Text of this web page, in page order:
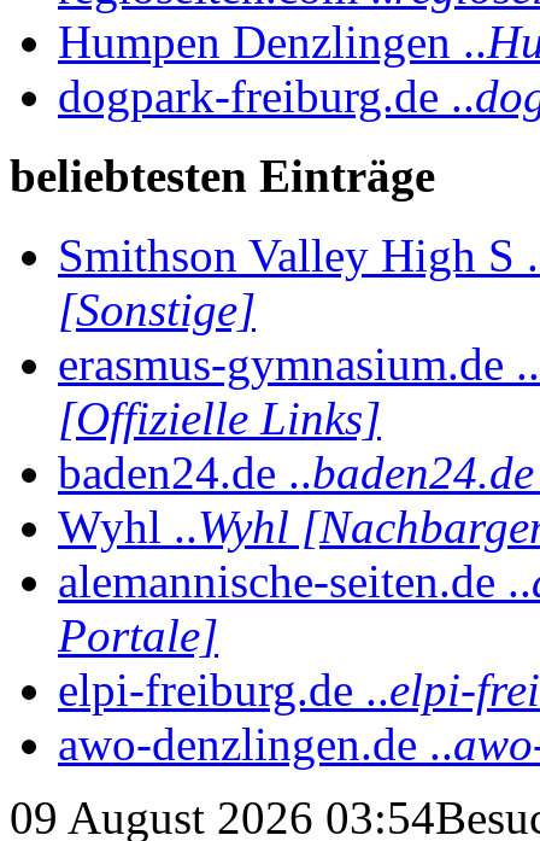
Humpen Denzlingen ..
dogpark-freiburg.de ..
beliebtesten Einträge
Smithson Valley High S
[Sonstige]
erasmus-gymnasium.de ..
[Offizielle Links]
baden24.de ..
Wyhl ..Wyhl
alemannische-seiten.de ..
Portale]
elpi-freiburg.de ..elpi-
awo-denzlingen.de ..
09 August 2026 03:54